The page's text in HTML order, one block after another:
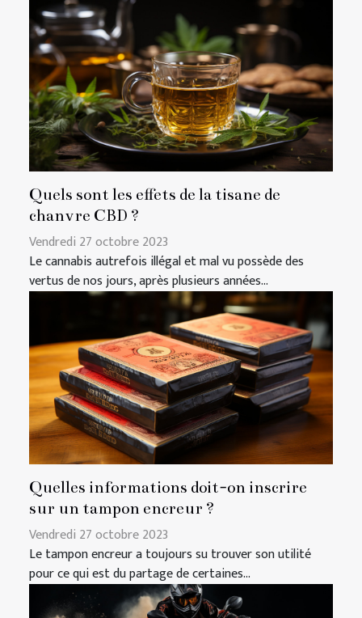
Quels sont les effets de la tisane de
chanvre CBD ?
Vendredi 27 octobre 2023
Le cannabis autrefois illégal et mal vu possède des
vertus de nos jours, après plusieurs années...
Quelles informations doit-on inscrire
sur un tampon encreur ?
Vendredi 27 octobre 2023
Le tampon encreur a toujours su trouver son utilité
pour ce qui est du partage de certaines...